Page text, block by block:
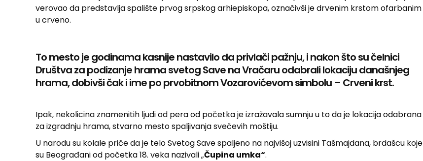
verovao da predstavlja spalište prvog srpskog arhiepiskopa, označivši je drvenim krstom ofarbanim
u crveno.
To mesto je godinama kasnije nastavilo da privlači pažnju, i nakon što su čelnici
Društva za podizanje hrama svetog Save na Vračaru odabrali lokaciju današnjeg
hrama, dobivši čak i ime po prvobitnom Vozarovićevom simbolu – Crveni krst.
Ipak, nekolicina znamenitih ljudi od pera od početka je izražavala sumnju u to da je lokacija odabrana
za izgradnju hrama, stvarno mesto spaljivanja svečevih moštiju.
U narodu su kolale priče da je telo Svetog Save spaljeno na najvišoj uzvisini Tašmajdana, brdašcu koje
su Beograđani od početka 18. veka nazivali „Čupina umka“.